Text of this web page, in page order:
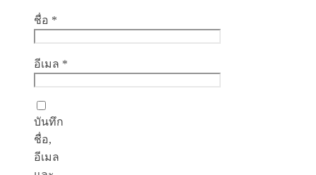
ชื่อ *
อีเมล *
บันทึก
ชื่อ,
อีเมล